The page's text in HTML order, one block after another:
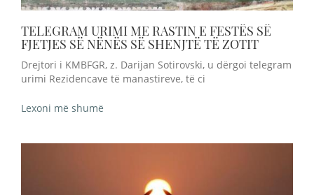
TELEGRAM URIMI ME RASTIN E FESTËS SË
FJETJES SË NËNËS SË SHENJTË TË ZOTIT
Drejtori i KMBFGR, z. Darijan Sotirovski, u dërgoi telegram
urimi Rezidencave të manastireve, të ci
Lexoni më shumë